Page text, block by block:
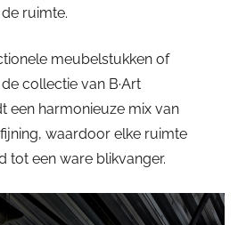
ruimte.
meubelstukken of
collectie van B·Art
een harmonieuze mix van
waardoor elke ruimte
tot een ware blikvanger.